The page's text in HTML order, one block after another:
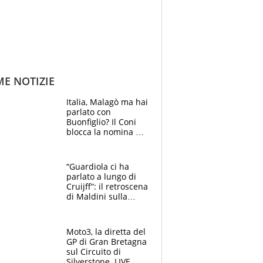
NOTIZIE
Italia, Malagò ma hai
parlato con
Buonfiglio? Il Coni
blocca la nomina di
“Guardiola ci ha
parlato a lungo di
Cruijff”: il retroscena
di Maldini sulla
Moto3, la diretta del
GP di Gran Bretagna
sul Circuito di